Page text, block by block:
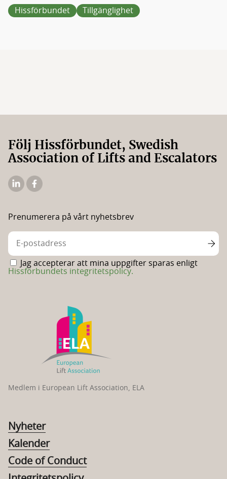
Hissförbundet Tillgänglighet
Följ Hissförbundet, Swedish
Association of Lifts and Escalators
Medlem i European Lift Association, ELA
Prenumerera på vårt nyhetsbrev
Jag accepterar att mina uppgifter sparas enligt
Hissförbundets integritetspolicy.
Nyheter
Kalender
Code of Conduct